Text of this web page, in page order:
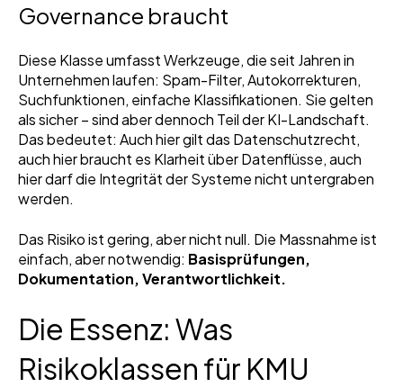
Governance braucht
Diese Klasse umfasst Werkzeuge, die seit Jahren in
Unternehmen laufen: Spam-Filter, Autokorrekturen,
Suchfunktionen, einfache Klassifikationen. Sie gelten
als sicher – sind aber dennoch Teil der KI-Landschaft.
Das bedeutet: Auch hier gilt das Datenschutzrecht,
auch hier braucht es Klarheit über Datenflüsse, auch
hier darf die Integrität der Systeme nicht untergraben
werden.
Das Risiko ist gering, aber nicht null. Die Massnahme ist
einfach, aber notwendig: Basisprüfungen,
Dokumentation, Verantwortlichkeit.
Die Essenz: Was
Risikoklassen für KMU